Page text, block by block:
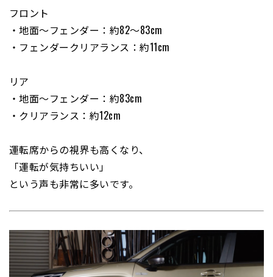
フロント
・地面〜フェンダー：約82〜83cm
・フェンダークリアランス：約11cm
リア
・地面〜フェンダー：約83cm
・クリアランス：約12cm
運転席からの視界も高くなり、
「運転が気持ちいい」
という声も非常に多いです。